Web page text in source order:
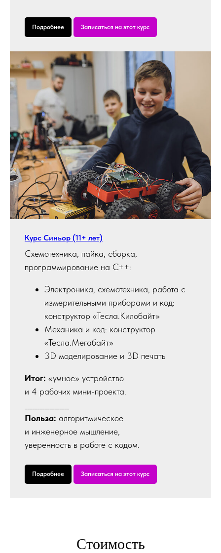
Подробнее Записаться на этот курс
Курс Синьор (11+ лет)
Схемотехника, пайка, сборка,
программирование на C++:
Электроника, схемотехника, работа с
измерительными приборами и код:
конструктор «Тесла.Килобайт»
Механика и код: конструктор
«Тесла.Мегабайт»
3D моделирование и 3D печать
Итог: «умное» устройство
и 4 рабочих мини-проекта.
Польза: алгоритмическое
и инженерное мышление,
уверенность в работе с кодом.
Подробнее Записаться на этот курс
Стоимость